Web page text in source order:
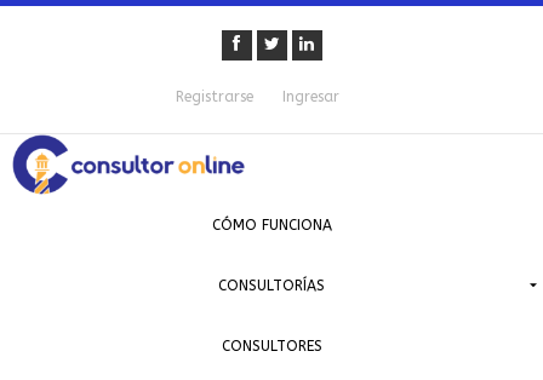
Registrarse Ingresar
CÓMO FUNCIONA
CONSULTORÍAS
CONSULTORES